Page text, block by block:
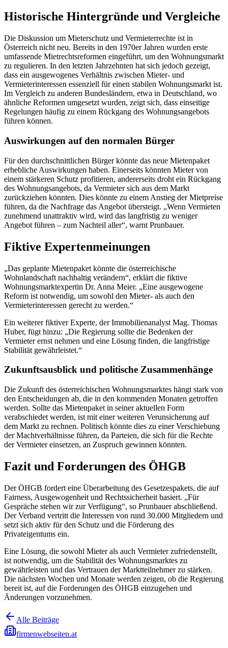
Historische Hintergründe und Vergleiche
Die Diskussion um Mieterschutz und Vermieterrechte ist in
Österreich nicht neu. Bereits in den 1970er Jahren wurden erste
umfassende Mietrechtsreformen eingeführt, um den Wohnungsmarkt
zu regulieren. In den letzten Jahrzehnten hat sich jedoch gezeigt,
dass ein ausgewogenes Verhältnis zwischen Mieter- und
Vermieterinteressen essenziell für einen stabilen Wohnungsmarkt ist.
Im Vergleich zu anderen Bundesländern, etwa in Deutschland, wo
ähnliche Reformen umgesetzt wurden, zeigt sich, dass einseitige
Regelungen häufig zu einem Rückgang des Wohnungsangebots
führen können.
Auswirkungen auf den normalen Bürger
Für den durchschnittlichen Bürger könnte das neue Mietenpaket
erhebliche Auswirkungen haben. Einerseits könnten Mieter von
einem stärkeren Schutz profitieren, andererseits droht ein Rückgang
des Wohnungsangebots, da Vermieter sich aus dem Markt
zurückziehen könnten. Dies könnte zu einem Anstieg der Mietpreise
führen, da die Nachfrage das Angebot übersteigt. „Wenn Vermieten
zunehmend unattraktiv wird, wird das langfristig zu weniger
Angebot führen – zum Nachteil aller“, warnt Prunbauer.
Fiktive Expertenmeinungen
„Das geplante Mietenpaket könnte die österreichische
Wohnlandschaft nachhaltig verändern“, erklärt die fiktive
Wohnungsmarktexpertin Dr. Anna Meier. „Eine ausgewogene
Reform ist notwendig, um sowohl den Mieter- als auch den
Vermieterinteressen gerecht zu werden.“
Ein weiterer fiktiver Experte, der Immobilienanalyst Mag. Thomas
Huber, fügt hinzu: „Die Regierung sollte die Bedenken der
Vermieter ernst nehmen und eine Lösung finden, die langfristige
Stabilität gewährleistet.“
Zukunftsausblick und politische Zusammenhänge
Die Zukunft des österreichischen Wohnungsmarktes hängt stark von
den Entscheidungen ab, die in den kommenden Monaten getroffen
werden. Sollte das Mietenpaket in seiner aktuellen Form
verabschiedet werden, ist mit einer weiteren Verunsicherung auf
dem Markt zu rechnen. Politisch könnte dies zu einer Verschiebung
der Machtverhältnisse führen, da Parteien, die sich für die Rechte
der Vermieter einsetzen, an Zuspruch gewinnen könnten.
Fazit und Forderungen des ÖHGB
Der ÖHGB fordert eine Überarbeitung des Gesetzespakets, die auf
Fairness, Ausgewogenheit und Rechtssicherheit basiert. „Für
Gespräche stehen wir zur Verfügung“, so Prunbauer abschließend.
Der Verband vertritt die Interessen von rund 30.000 Mitgliedern und
setzt sich aktiv für den Schutz und die Förderung des
Privateigentums ein.
Eine Lösung, die sowohl Mieter als auch Vermieter zufriedenstellt,
ist notwendig, um die Stabilität des Wohnungsmarktes zu
gewährleisten und das Vertrauen der Marktteilnehmer zu stärken.
Die nächsten Wochen und Monate werden zeigen, ob die Regierung
bereit ist, auf die Forderungen des ÖHGB einzugehen und
Änderungen vorzunehmen.
Alle Beiträge
firmenwebseiten.at